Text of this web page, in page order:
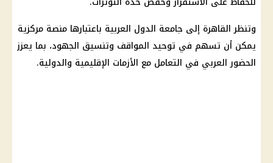
وتنظر القاهرة إلى جامعة الدول العربية باعتبارها منصة مركزية
يمكن أن تسهم في توحيد المواقف وتنسيق الجهود، بما يعزز
الحضور العربي في التعامل مع الأزمات الإقليمية والدولية.